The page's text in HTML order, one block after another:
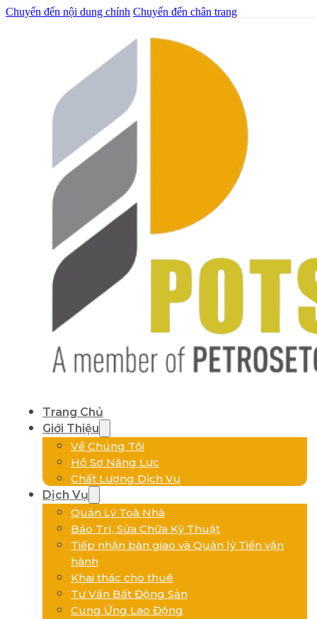
Chuyển đến nội dung chính Chuyển đến chân trang
Trang Chủ
Giới Thiệu
Về Chúng Tôi
Hồ Sơ Năng Lực
Chất Lượng Dịch Vụ
Dịch Vụ
Quản Lý Toà Nhà
Bảo Trì, Sửa Chữa Kỹ Thuật
Tiếp nhận bàn giao và Quản lý Tiền vận
hành
Khai thác cho thuê
Tư Vấn Bất Động Sản
Cung Ứng Lao Động